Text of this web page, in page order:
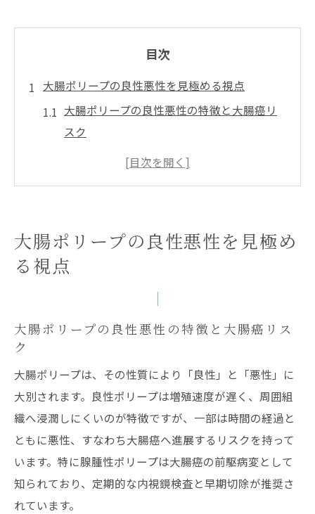
目次
大腸ポリープの良性悪性を見極める視点
大腸ポリープの良性悪性の特徴と大腸癌リ
スク
見た目で判断しにくい大腸癌と大腸ポリー
腺腫性大腸ポリープは大腸癌へ進行する可
能性があるか
大腸ポリープの病理検査で分かる大腸癌の
大腸ポリープの内視鏡的切除が推奨される
大きさとは
大腸癌予防のための内視鏡的切除基準を解
説
大腸ポリープ切除は手術になるケースとそ
の判断
内視鏡的切除の適応になる大腸癌の特徴
大腸ポリープの良性悪性を見極め
る視点
大腸ポリープの良性悪性の特徴と大腸癌リス
ク
大腸ポリープは、その性質により「良性」と「悪性」に
大別されます。良性ポリープは増殖速度が遅く、周囲組
織へ浸潤しにくいのが特徴ですが、一部は時間の経過と
ともに悪性、すなわち大腸癌へ進展するリスクを持って
います。特に腺腫性ポリープは大腸癌の前駆病変として
知られており、定期的な内視鏡検査と早期切除が推奨さ
れています。